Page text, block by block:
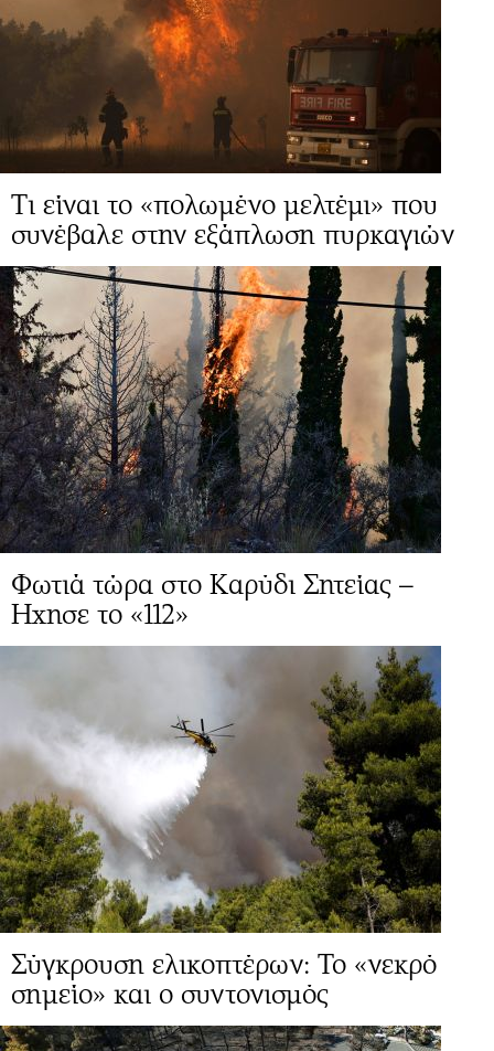
Τι είναι το «πολωμένο μελτέμι» που
συνέβαλε στην εξάπλωση πυρκαγιών
Φωτιά τώρα στο Καρύδι Σητείας –
Ηχησε το «112»
Σύγκρουση ελικοπτέρων: Το «νεκρό
σημείο» και ο συντονισμός